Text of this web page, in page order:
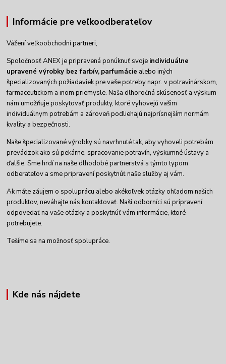
Informácie pre veľkoodberateľov
Vážení veľkoobchodní partneri,
Spoločnosť ANEX je pripravená ponúknuť svoje individuálne
upravené výrobky bez farbív, parfumácie alebo iných
špecializovaných požiadaviek pre vaše potreby napr. v potravinárskom,
farmaceutickom a inom priemysle. Naša dlhoročná skúsenosť a výskum
nám umožňuje poskytovať produkty, ktoré vyhovejú vašim
individuálnym potrebám a zároveň podliehajú najprísnejším normám
kvality a bezpečnosti.
Naše špecializované výrobky sú navrhnuté tak, aby vyhoveli potrebám
prevádzok ako sú pekárne, spracovanie potravín, výskumné ústavy a
ďalšie. Sme hrdí na naše dlhodobé partnerstvá s týmto typom
odberateľov a sme pripravení poskytnúť naše služby aj vám.
Ak máte záujem o spoluprácu alebo akékoľvek otázky ohľadom našich
produktov, neváhajte nás kontaktovať. Naši odborníci sú pripravení
odpovedať na vaše otázky a poskytnúť vám informácie, ktoré
potrebujete.
Tešíme sa na možnosť spolupráce.
Kde nás nájdete